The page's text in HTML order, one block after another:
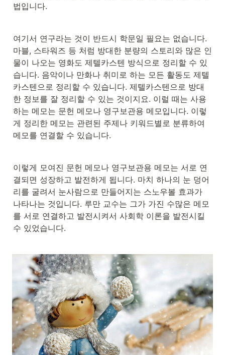
법입니다.
여기서 연구라는 것이 반드시 학문일 필요는 없습니다.
마블, 스타워즈 등 처럼 방대한 분량의 스토리와 많은 인
물이 나오는 영화도 제텔카스텐 방식으로 정리할 수 있
습니다. 음악이나 만화나 취미로 하는 모든 활동도 제텔
카스텐으로 정리할 수 있습니다. 제텔카스텐으로 방대
한 정보를 잘 정리할 수 있는 것이지요. 이럴 때는 사용
하는 메모는 문헌 메모나 영구보관용 메모입니다. 이렇
게 정리한 메모는 관련된 주제나 키워드별로 분류하여
메모를 연결할 수 있습니다.
이렇게 모여진 문헌 메모나 영구보관용 메모는 서로 연
결되면 성장하고 발전하게 됩니다. 마치 하나의 눈 덩어
리를 굴려서 눈사람으로 만들어지는 스노우볼 효과가
나타나는 것입니다. 루만 교수는 그가 가진 수많은 메모
를 서로 연결하고 발전시켜서 사회학 이론을 발전시킬
수 있었습니다.